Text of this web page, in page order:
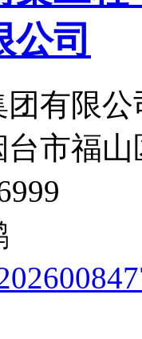
有限
市福